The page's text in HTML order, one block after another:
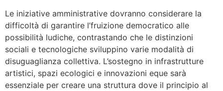
Le iniziative amministrative dovranno considerare la
difficoltà di garantire l’fruizione democratico alle
possibilità ludiche, contrastando che le distinzioni
sociali e tecnologiche sviluppino varie modalità di
disuguaglianza collettiva. L’sostegno in infrastrutture
artistici, spazi ecologici e innovazioni eque sarà
essenziale per creare una struttura dove il principio al